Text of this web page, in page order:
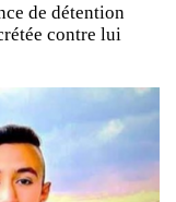
de détention
contre lui